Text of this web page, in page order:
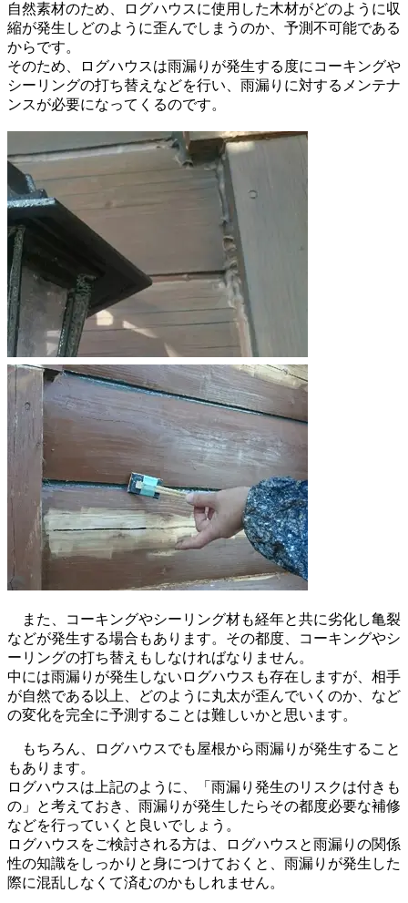
自然素材のため、ログハウスに使用した木材がどのように収
縮が発生しどのように歪んでしまうのか、予測不可能である
からです。
そのため、ログハウスは雨漏りが発生する度にコーキングや
シーリングの打ち替えなどを行い、雨漏りに対するメンテナ
ンスが必要になってくるのです。
また、コーキングやシーリング材も経年と共に劣化し亀裂
などが発生する場合もあります。その都度、コーキングやシ
ーリングの打ち替えもしなければなりません。
中には雨漏りが発生しないログハウスも存在しますが、相手
が自然である以上、どのように丸太が歪んでいくのか、など
の変化を完全に予測することは難しいかと思います。
もちろん、ログハウスでも屋根から雨漏りが発生すること
もあります。
ログハウスは上記のように、「雨漏り発生のリスクは付きも
の」と考えておき、雨漏りが発生したらその都度必要な補修
などを行っていくと良いでしょう。
ログハウスをご検討される方は、ログハウスと雨漏りの関係
性の知識をしっかりと身につけておくと、雨漏りが発生した
際に混乱しなくて済むのかもしれません。